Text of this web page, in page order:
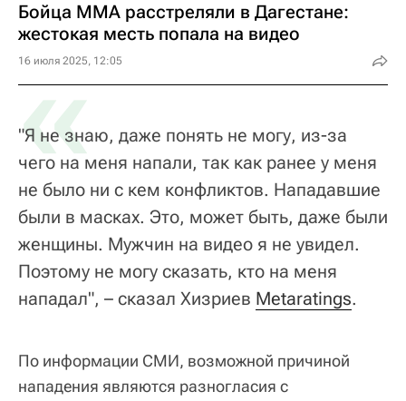
Бойца ММА расстреляли в Дагестане:
жестокая месть попала на видео
16 июля 2025, 12:05
«
"Я не знаю, даже понять не могу, из-за
чего на меня напали, так как ранее у меня
не было ни с кем конфликтов. Нападавшие
были в масках. Это, может быть, даже были
женщины. Мужчин на видео я не увидел.
Поэтому не могу сказать, кто на меня
нападал", – сказал Хизриев Metaratings.
По информации СМИ, возможной причиной
нападения являются разногласия с